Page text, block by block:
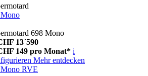
698 Mono
13´590
149 pro Monat* i
Mehr entdecken
RVE